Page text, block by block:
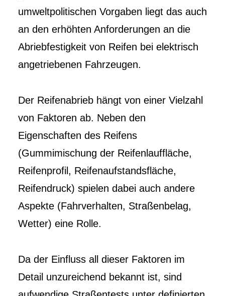
umweltpolitischen Vorgaben liegt das auch
an den erhöhten Anforderungen an die
Abriebfestigkeit von Reifen bei elektrisch
angetriebenen Fahrzeugen.
Der Reifenabrieb hängt von einer Vielzahl
von Faktoren ab. Neben den
Eigenschaften des Reifens
(Gummimischung der Reifenlauffläche,
Reifenprofil, Reifenaufstandsfläche,
Reifendruck) spielen dabei auch andere
Aspekte (Fahrverhalten, Straßenbelag,
Wetter) eine Rolle.
Da der Einfluss all dieser Faktoren im
Detail unzureichend bekannt ist, sind